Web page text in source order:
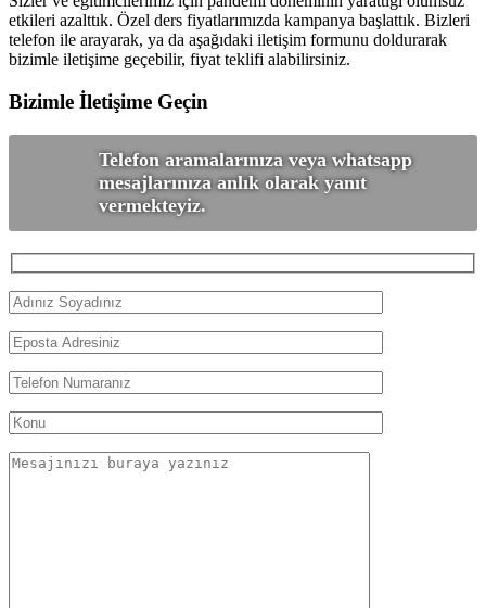
etkileri azalttık. Özel ders fiyatlarımızda kampanya başlattık. Bizleri
telefon ile arayarak, ya da aşağıdaki iletişim formunu doldurarak
bizimle iletişime geçebilir, fiyat teklifi alabilirsiniz.
Bizimle İletişime Geçin
Telefon aramalarınıza veya whatsapp
mesajlarınıza anlık olarak yanıt
vermekteyiz.